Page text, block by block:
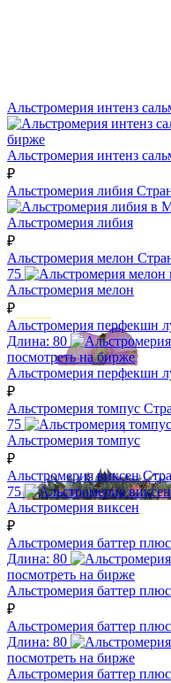
Альстромерия интенз
бирже
Альстромерия интенз
₽
Альстромерия либия
Альстромерия либия
₽
Альстромерия мелон
75
Альстромерия мелон
₽
Альстромерия перфекшн
Длина: 80
посмотреть на бирже
Альстромерия перфекшн
₽
Альстромерия томпус
75
Альстромерия томпус
₽
Альстромерия виксен
75
Альстромерия виксен
₽
Альстромерия баттер
Длина: 80
посмотреть на бирже
Альстромерия баттер
₽
Альстромерия баттер
Длина: 80
посмотреть на бирже
Альстромерия баттер